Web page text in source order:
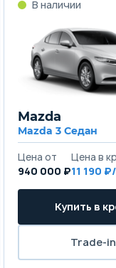
Mazda
Mazda 3 Седан
940 000 ₽11 190